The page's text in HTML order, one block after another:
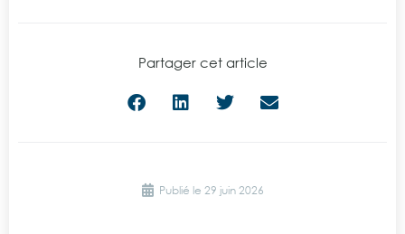
Partager cet article
Publié le 29 juin 2026